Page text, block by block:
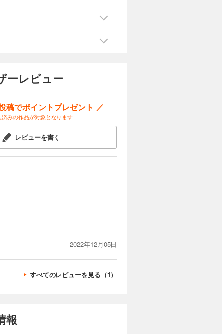
ーレビュー
稿でポイントプレゼント ／
済みの作品が対象となります
レビューを書く
2022年12月05日
すべてのレビューを見る（1）
報